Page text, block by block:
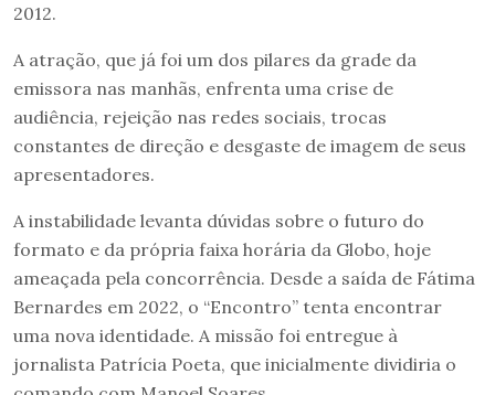
2012.
A atração, que já foi um dos pilares da grade da
emissora nas manhãs, enfrenta uma crise de
audiência, rejeição nas redes sociais, trocas
constantes de direção e desgaste de imagem de seus
apresentadores.
A instabilidade levanta dúvidas sobre o futuro do
formato e da própria faixa horária da Globo, hoje
ameaçada pela concorrência. Desde a saída de Fátima
Bernardes em 2022, o “Encontro” tenta encontrar
uma nova identidade. A missão foi entregue à
jornalista Patrícia Poeta, que inicialmente dividiria o